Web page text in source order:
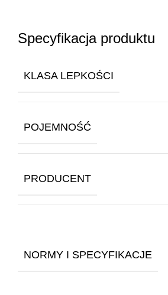
Specyfikacja produktu
KLASA LEPKOŚCI
POJEMNOŚĆ
PRODUCENT
NORMY I SPECYFIKACJE